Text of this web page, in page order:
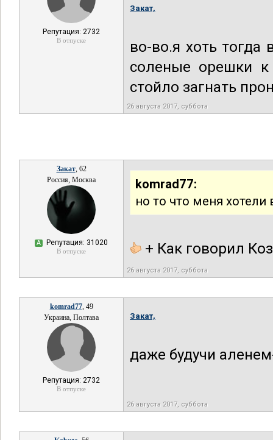
Репутация: 2732
В отпуске
Закат,
во-во.я хоть
соленые орешки
стойло загнать
26 августа 2017, суббота
Закат, 62
Россия, Москва
А Репутация: 31020
В отпуске
komrad77:
но то что меня хотели
+ Как говорил
26 августа 2017, суббота
komrad77, 49
Украина, Полтава
Репутация: 2732
В отпуске
Закат,
даже будучи
26 августа 2017, суббота